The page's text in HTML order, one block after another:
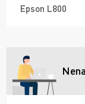
Epson L800